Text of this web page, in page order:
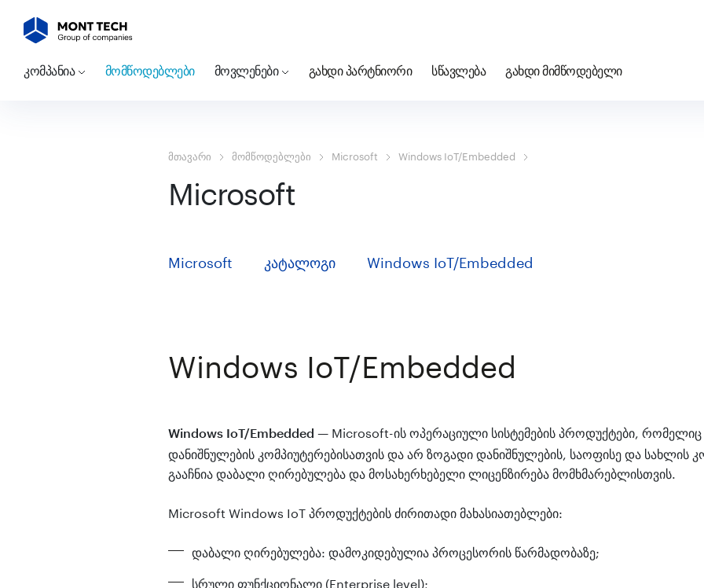
კომპანია მომწოდებლები მოვლენები გახდი პარტნიორი სწავლება გახდი მიმწოდებელი
მთავარი მომწოდებლები Microsoft Windows IoT/Embedded
Microsoft
Microsoft კატალოგი Windows IoT/Embedded
Windows IoT/Embedded
Windows IoT/Embedded — Microsoft-ის ოპერაციული სისტემების პროდუქტები,
დანიშნულების კომპიუტერებისათვის და არ ზოგადი დანიშნულების, საოფისე და სახლის
გააჩნია დაბალი ღირებულება და მოსახერხებელი ლიცენზირება მომხმარებლისთვის.
Microsoft Windows IoT პროდუქტების ძირითადი მახასიათებლები:
დაბალი ღირებულება: დამოკიდებულია პროცესორის წარმადობაზე;
სრული ფუნქციონალი (Enterprise level);